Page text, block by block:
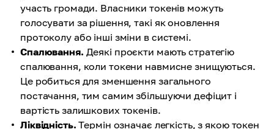
участь громади. Власники токенів можуть
голосувати за рішення, такі як оновлення
протоколу або інші зміни в системі.
Спалювання. Деякі проєкти мають стратегію
спалювання, коли токени навмисне знищуються.
Це робиться для зменшення загального
постачання, тим самим збільшуючи дефіцит і
вартість залишкових токенів.
Ліквідність. Термін означає легкість, з якою токен